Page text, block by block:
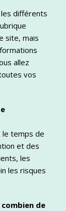
différents
site, mais
allez
vos
le temps de
et des
les
les risques
de